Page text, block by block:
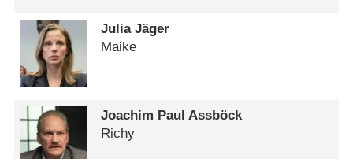
Julia Jäger
Maike
Joachim Paul Assböck
Richy